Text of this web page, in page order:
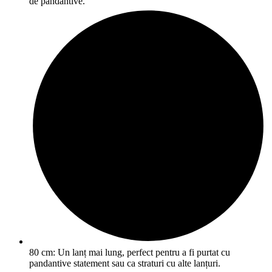
80 cm: Un lanț mai lung, perfect pentru a fi purtat cu
pandantive statement sau ca straturi cu alte lanțuri.